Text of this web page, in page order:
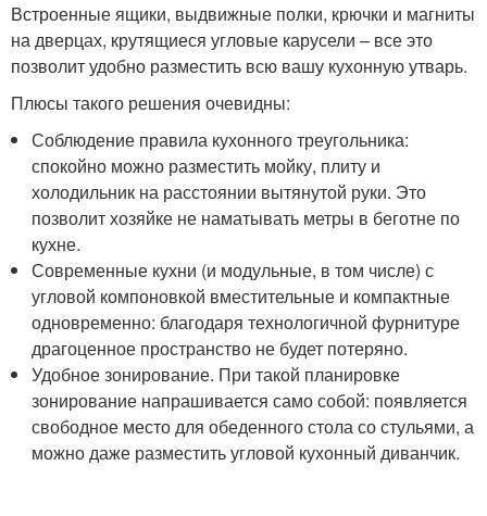
Встроенные ящики, выдвижные полки, крючки и магниты
на дверцах, крутящиеся угловые карусели – все это
позволит удобно разместить всю вашу кухонную утварь.
Плюсы такого решения очевидны:
Соблюдение правила кухонного треугольника:
спокойно можно разместить мойку, плиту и
холодильник на расстоянии вытянутой руки. Это
позволит хозяйке не наматывать метры в беготне по
кухне.
Современные кухни (и модульные, в том числе) с
угловой компоновкой вместительные и компактные
одновременно: благодаря технологичной фурнитуре
драгоценное пространство не будет потеряно.
Удобное зонирование. При такой планировке
зонирование напрашивается само собой: появляется
свободное место для обеденного стола со стульями, а
можно даже разместить угловой кухонный диванчик.